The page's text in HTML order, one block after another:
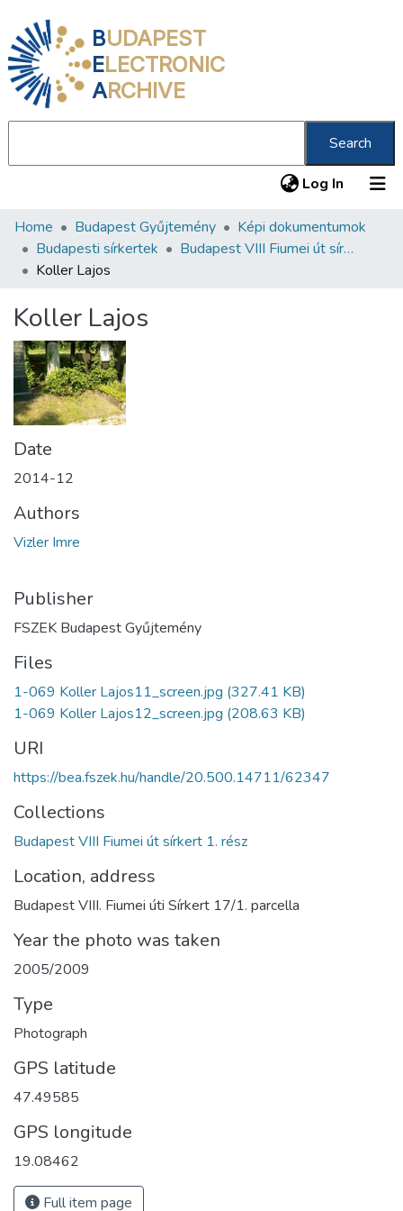
BUDAPEST
ELECTRONIC
ARCHIVE
Search
Log In (current)
Communities & Collections
All of DSpace
About us
Home Budapest Gyűjtemény
Képi dokumentumok
Budapesti sírkertek
Budapest VIII Fiumei út sírkert 1. rész
Koller Lajos
Koller Lajos
Date
2014-12
Authors
Vizler Imre
Publisher
FSZEK Budapest Gyűjtemény
Files
1-069 Koller Lajos11_screen.jpg (327.41 KB)
1-069 Koller Lajos12_screen.jpg (208.63 KB)
URI
https://bea.fszek.hu/handle/20.500.14711/62347
Collections
Budapest VIII Fiumei út sírkert 1. rész
Location, address
Budapest VIII. Fiumei úti Sírkert 17/1. parcella
Year the photo was taken
2005/2009
Type
Photograph
GPS latitude
47.49585
GPS longitude
19.08462
Full item page